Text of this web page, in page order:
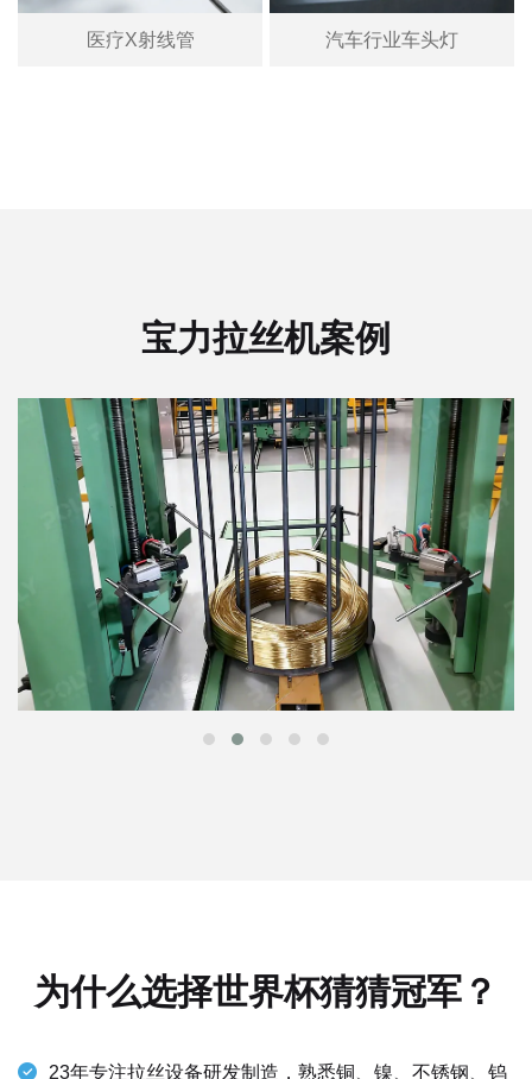
医疗X射线管 汽车行业车头灯
宝力拉丝机案例
为什么选择世界杯猜猜冠军？
23年专注拉丝设备研发制造，熟悉铜、镍、不锈钢、钨